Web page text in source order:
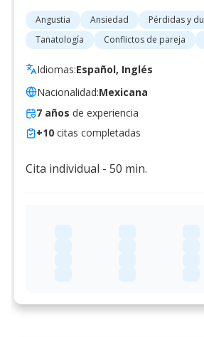
Angustia Ansiedad
Pérdidas y
Tanatología
Conflictos de pareja
Idiomas:Español, Inglés
Nacionalidad:Mexicana
7 años de experiencia
+10 citas completadas
Cita individual - 50 min.